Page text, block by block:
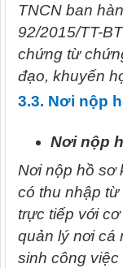
TNCN ban
92/2015/TT-
chứng từ
đạo, khuyến
3.3. Nơi nộp
Nơi nộp
Nơi nộp hồ sơ
có thu nhập
trực tiếp với
quản lý nơi cá
sinh công việc